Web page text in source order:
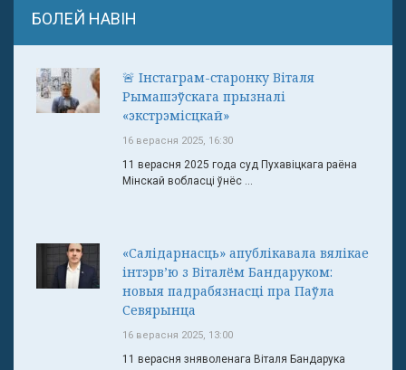
БОЛЕЙ НАВІН
🚨 Інстаграм-старонку Віталя
Рымашэўскага прызналі
«экстрэмісцкай»
16 верасня 2025, 16:30
11 верасня 2025 года суд Пухавіцкага раёна
Мінскай вобласці ўнёс ...
«Салідарнасць» апублікавала вялікае
інтэрв’ю з Віталём Бандаруком:
новыя падрабязнасці пра Паўла
Севярынца
16 верасня 2025, 13:00
11 верасня зняволенага Віталя Бандарука